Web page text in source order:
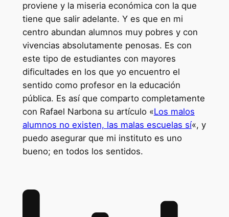
proviene y la miseria económica con la que
tiene que salir adelante. Y es que en mi
centro abundan alumnos muy pobres y con
vivencias absolutamente penosas. Es con
este tipo de estudiantes con mayores
dificultades en los que yo encuentro el
sentido como profesor en la educación
pública. Es así que comparto completamente
con Rafael Narbona su artículo «Los malos
alumnos no existen, las malas escuelas sí«, y
puedo asegurar que mi instituto es uno
bueno; en todos los sentidos.